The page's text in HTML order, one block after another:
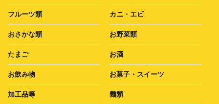
フルーツ類 カニ・エビ
おさかな類 お野菜類
たまご お酒
お飲み物 お菓子・スイーツ
加工品等 麺類